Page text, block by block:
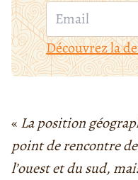
Découvrez la
« La position
point de rencontre
l’ouest et du sud,